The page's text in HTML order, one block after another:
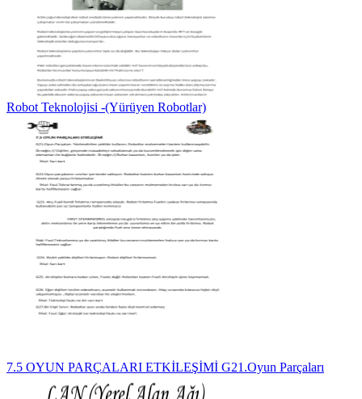
Robot Teknolojisi -(Yürüyen Robotlar)
7.5 OYUN PARÇALARI ETKİLEŞİMİ G21.Oyun Parçaları